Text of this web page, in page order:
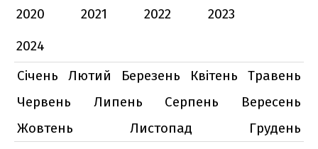
2020 2021 2022
2023
2024
Січень
Лютий Березень Квітень
Травень
Червень
Липень Серпень
Вересень
Жовтень
Листопад
Грудень